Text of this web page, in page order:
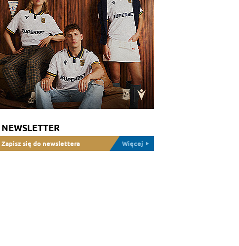
NEWSLETTER
Zapisz się do newslettera Więcej